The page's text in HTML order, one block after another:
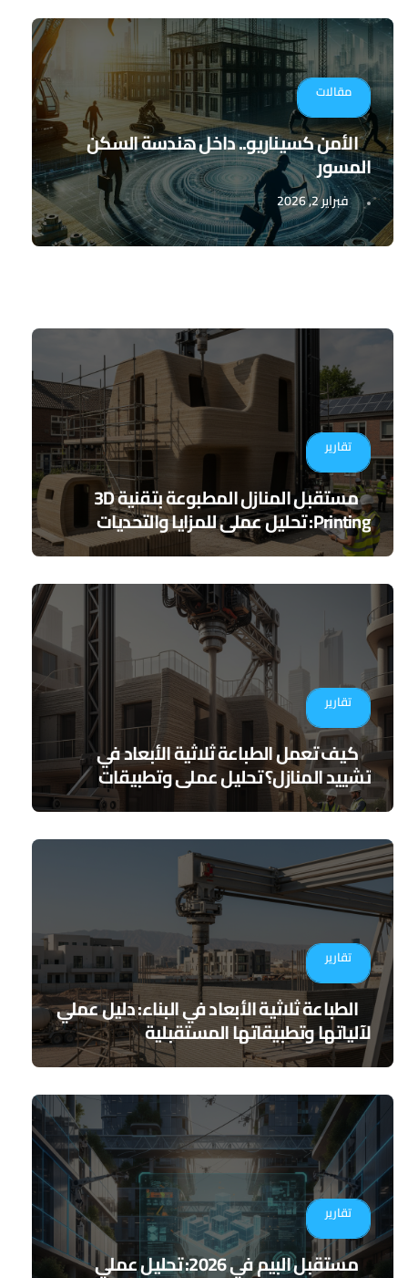
مقالات
الأمن كسيناريو.. داخل هندسة السكن
المسور
فبراير 2, 2026
تقارير
مستقبل المنازل المطبوعة بتقنية 3D
Printing: تحليل عملي للمزايا والتحديات
تقارير
كيف تعمل الطباعة ثلاثية الأبعاد في
تشييد المنازل؟ تحليل عملي وتطبيقات
مستقبلية
تقارير
الطباعة ثلاثية الأبعاد في البناء: دليل عملي
لآلياتها وتطبيقاتها المستقبلية
تقارير
مستقبل البيم في 2026: تحليل عملي